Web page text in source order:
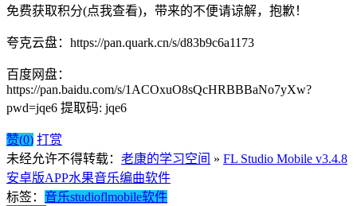
免费获取积分(点我查看)，带来的不便请谅解，抱歉！
夸克云盘：https://pan.quark.cn/s/d83b9c6a1173
百度网盘：
https://pan.baidu.com/s/1ACOxuO8sQcHRBBBaNo7yXw?
pwd=jqe6 提取码: jqe6
赞(0) 打赏
未经允许不得转载： 老康的学习空间 » FL Studio Mobile v3.4.8
安卓版APP水果音乐编曲软件
标签： 音乐studioflmobile软件